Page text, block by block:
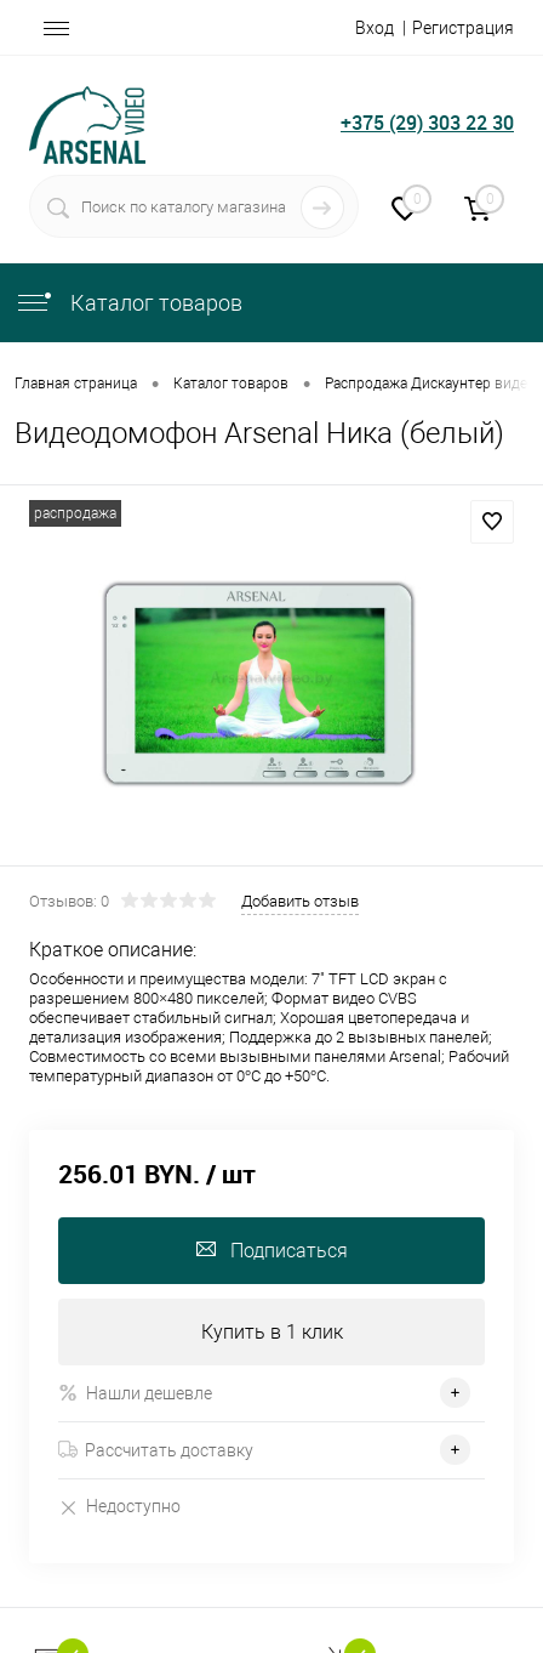
Вход Регистрация
+375 (29) 303 22 30
0 0
Каталог товаров
Главная страница • Каталог товаров • Распродажа Дискаунтер видео
Видеодомофон Arsenal Ника (белый)
распродажа
Отзывов: 0 Добавить отзыв
Краткое описание:
Особенности и преимущества модели: 7" TFT LCD экран с
разрешением 800×480 пикселей; Формат видео CVBS
обеспечивает стабильный сигнал; Хорошая цветопередача и
детализация изображения; Поддержка до 2 вызывных панелей;
Совместимость со всеми вызывными панелями Arsenal; Рабочий
температурный диапазон от 0°C до +50°C.
256.01 BYN. / шт
Подписаться
Купить в 1 клик
Нашли дешевле
Рассчитать доставку
Недоступно